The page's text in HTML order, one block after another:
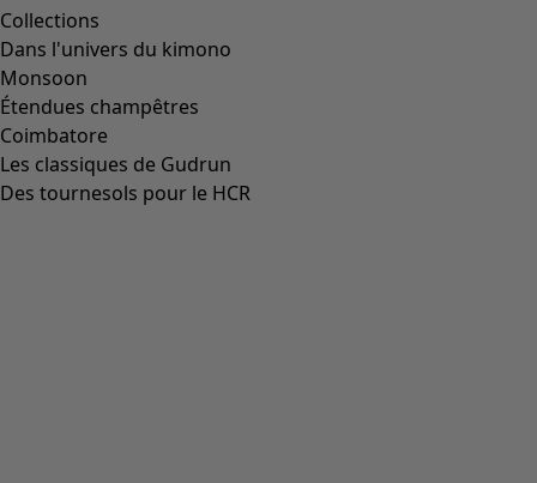
Collections
Dans l'univers du kimono
Monsoon
Étendues champêtres
Coimbatore
Les classiques de Gudrun
Des tournesols pour le HCR